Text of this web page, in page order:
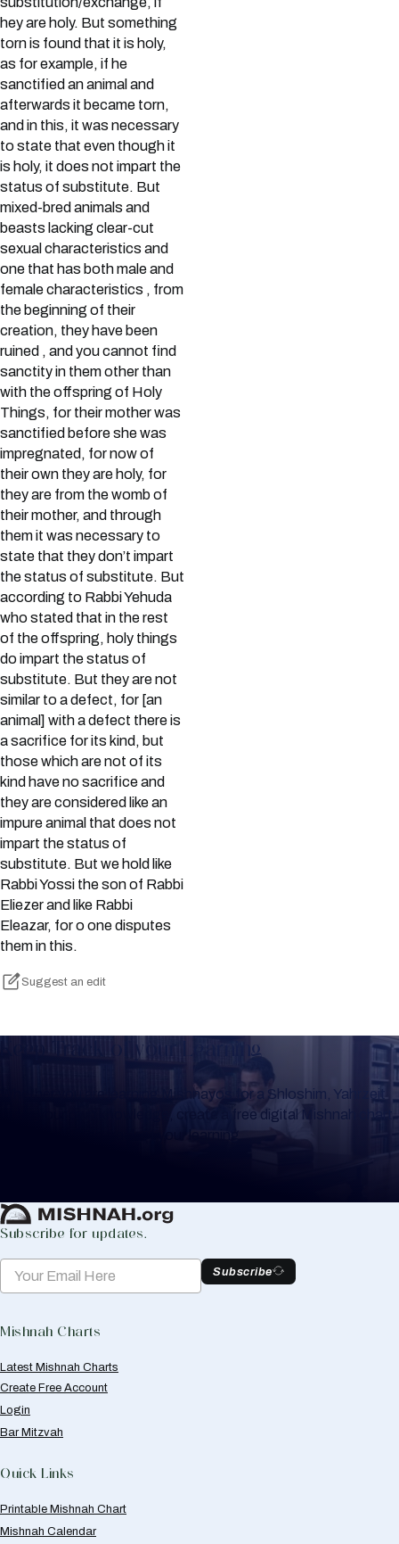
hey are holy. But something
torn is found that it is holy,
as for example, if he
sanctified an animal and
afterwards it became torn,
and in this, it was necessary
to state that even though it
is holy, it does not impart the
status of substitute. But
mixed-bred animals and
beasts lacking clear-cut
sexual characteristics and
one that has both male and
female characteristics , from
the beginning of their
creation, they have been
ruined , and you cannot find
sanctity in them other than
with the offspring of Holy
Things, for their mother was
sanctified before she was
impregnated, for now of
their own they are holy, for
they are from the womb of
their mother, and through
them it was necessary to
state that they don’t impart
the status of substitute. But
according to Rabbi Yehuda
who stated that in the rest
of the offspring, holy things
do impart the status of
substitute. But they are not
similar to a defect, for [an
animal] with a defect there is
a sacrifice for its kind, but
those which are not of its
kind have no sacrifice and
they are considered like an
impure animal that does not
impart the status of
substitute. But we hold like
Rabbi Yossi the son of Rabbi
Eliezer and like Rabbi
Eleazar, for o one disputes
them in this.
Suggest an edit
Keep Track of your Learning
Whether you are learning Mishnayos for a Shloshim, Yahrzeit
or for your own knowledge, create a free digital Mishnah chart
to help you keep track of your learning.
Subscribe for updates.
Subscribe
Mishnah Charts
Latest Mishnah Charts
Create Free Account
Login
Bar Mitzvah
Quick Links
Printable Mishnah Chart
Mishnah Calendar